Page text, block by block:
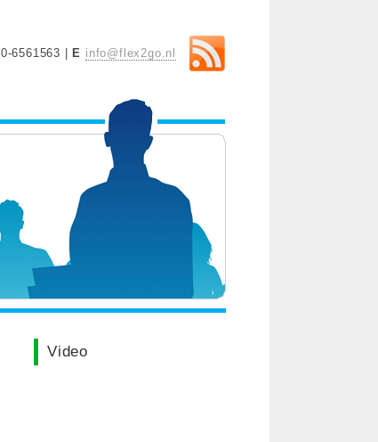
6561563 | E info@flex2go.nl
Video